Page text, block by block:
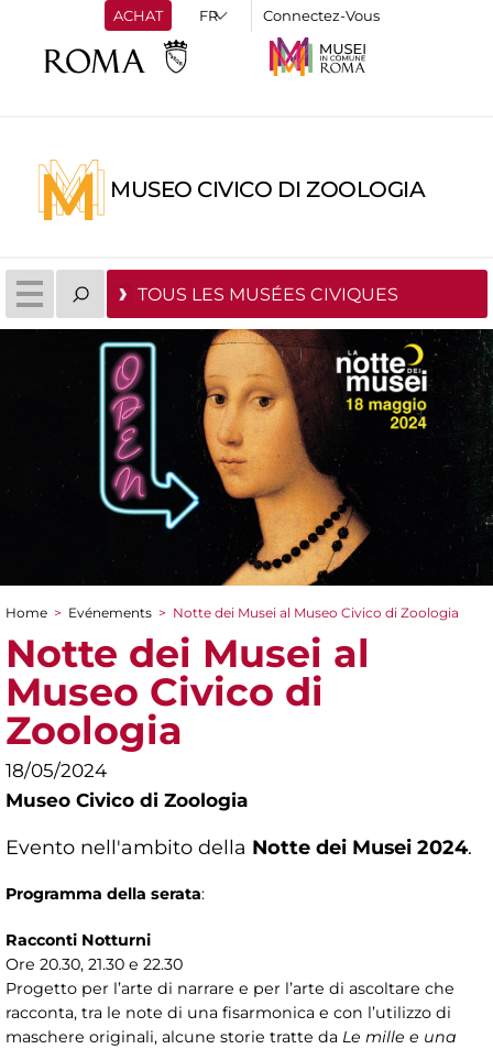
ACHAT Connectez-Vous
MUSEO CIVICO DI ZOOLOGIA
TOUS LES MUSÉES CIVIQUES
You are here
Home > Evénements > Notte dei Musei al Museo Civico di Zoologia
Notte dei Musei al
Museo Civico di
Zoologia
18/05/2024
Museo Civico di Zoologia
Evento nell'ambito della Notte dei Musei 2024.
Programma della serata:
Racconti Notturni
Ore 20.30, 21.30 e 22.30
Progetto per l’arte di narrare e per l’arte di ascoltare che
racconta, tra le note di una fisarmonica e con l’utilizzo di
maschere originali, alcune storie tratte da Le mille e una